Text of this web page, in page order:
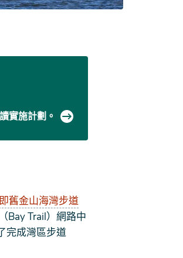
實施計劃。
即舊金山海灣步道
Bay Trail）網路中
完成灣區步道